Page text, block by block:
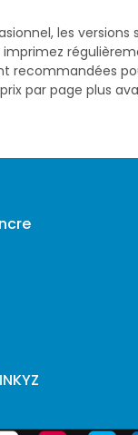
les versions
recommandées
par page plus